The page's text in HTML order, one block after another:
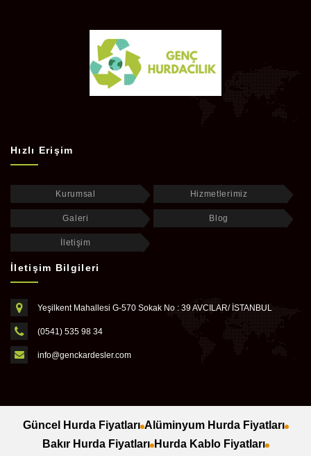
Hızlı Erişim
Kurumsal Hizmetlerimiz
Galeri Blog
İletişim
İletişim Bilgileri
Yeşilkent Mahallesi G-570 Sokak No : 39 AVCILAR/ İSTANBUL
(0541) 535 98 34
info@genckardesler.com
Güncel Hurda Fiyatları Alüminyum Hurda Fiyatları
Bakır Hurda Fiyatları Hurda Kablo Fiyatları